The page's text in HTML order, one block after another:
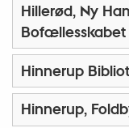
Hillerød, Ny
Bofællesskabet
Hinnerup
Hinnerup,